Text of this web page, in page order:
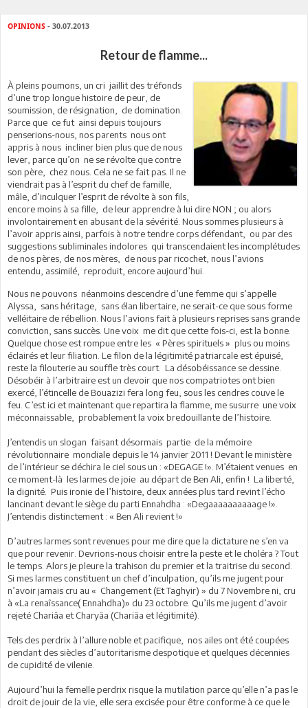
OPINIONS - 30.07.2013
Retour de flamme...
À pleins poumons, un cri jaillit des tréfonds
d’une trop longue histoire de peur, de
soumission, de résignation, de domination.
Parce que ce fut ainsi depuis toujours
penserions-nous, nos parents nous ont
appris à nous incliner bien plus que de nous
lever, parce qu’on ne se révolte que contre
son père, chez nous. Cela ne se fait pas. Il ne
viendrait pas à l’esprit du chef de famille,
mâle, d’inculquer l’esprit de révolte à son fils,
encore moins à sa fille, de leur apprendre à lui dire NON ; ou alors
involontairement en abusant de la sévérité. Nous sommes plusieurs à
l’avoir appris ainsi, parfois à notre tendre corps défendant, ou par des
suggestions subliminales indolores qui transcendaient les incomplétudes
de nos pères, de nos mères, de nous par ricochet, nous l’avions
entendu, assimilé, reproduit, encore aujourd’hui.
Nous ne pouvons néanmoins descendre d’une femme qui s’appelle
Alyssa, sans héritage, sans élan libertaire, ne serait-ce que sous forme
velléitaire de rébellion. Nous l’avions fait à plusieurs reprises sans grande
conviction, sans succès. Une voix me dit que cette fois-ci, est la bonne.
Quelque chose est rompue entre les « Pères spirituels » plus ou moins
éclairés et leur filiation. Le filon de la légitimité patriarcale est épuisé,
reste la filouterie au souffle très court. La désobéissance se dessine.
Désobéir à l’arbitraire est un devoir que nos compatriotes ont bien
exercé, l’étincelle de Bouazizi fera long feu, sous les cendres couve le
feu. C’est ici et maintenant que repartira la flamme, me susurre une voix
méconnaissable, probablement la voix bredouillante de l’histoire.
J’entendis un slogan faisant désormais partie de la mémoire
révolutionnaire mondiale depuis le 14 janvier 2011 ! Devant le ministère
de l’intérieur se déchira le ciel sous un : «DEGAGE !». M’étaient venues en
ce moment-là les larmes de joie au départ de Ben Ali, enfin ! La liberté,
la dignité. Puis ironie de l’histoire, deux années plus tard revint l’écho
lancinant devant le siège du parti Ennahdha : «Degaaaaaaaaaage !».
J’entendis distinctement : « Ben Ali revient !»
D’autres larmes sont revenues pour me dire que la dictature ne s’en va
que pour revenir. Devrions-nous choisir entre la peste et le choléra ? Tout
le temps. Alors je pleure la trahison du premier et la traitrise du second.
Si mes larmes constituent un chef d’inculpation, qu’ils me jugent pour
n’avoir jamais cru au « Changement (Et Taghyir) » du 7 Novembre ni, cru
à «La renaîssance( Ennahdha)» du 23 octobre. Qu’ils me jugent d’avoir
rejeté Chariâa et Charyâa (Chariâa et légitimité).
Tels des perdrix à l’allure noble et pacifique, nos ailes ont été coupées
pendant des siècles d’autoritarisme despotique et quelques décennies
de cupidité de vilenie.
Aujourd’hui la femelle perdrix risque la mutilation parce qu’elle n’a pas le
droit de jouir de la vie, elle sera excisée pour être conforme à ce que le